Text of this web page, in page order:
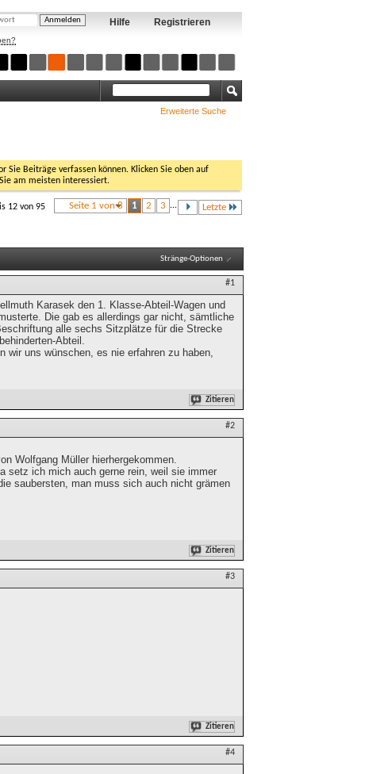
Registrieren
Hilfe
Erweiterte Suche
Sie Beiträge verfassen können. Klicken Sie oben auf
am meisten interessiert.
Seite 1 von 8 1 2 3 ... Letzte
12 von 95
Stränge-Optionen
#1
Karasek den 1. Klasse-Abteil-Wagen und
Die gab es allerdings gar nicht, sämtliche
alle sechs Sitzplätze für die Strecke
Abteil.
wir uns wünschen, es nie erfahren zu haben,
Zitieren
#2
Wolfgang Müller hierhergekommen.
setz ich mich auch gerne rein, weil sie immer
saubersten, man muss sich auch nicht grämen
Zitieren
#3
Zitieren
#4